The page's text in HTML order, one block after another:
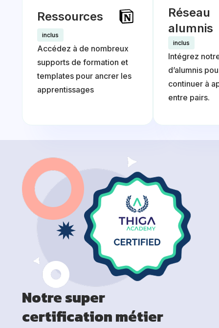
Ressources
inclus
Accédez à de nombreux
supports de formation et
templates pour ancrer les
apprentissages
Réseau
alumnis
inclus
Intégrez
d’alumnis
continuer à
entre pairs.
Notre super
certification métier